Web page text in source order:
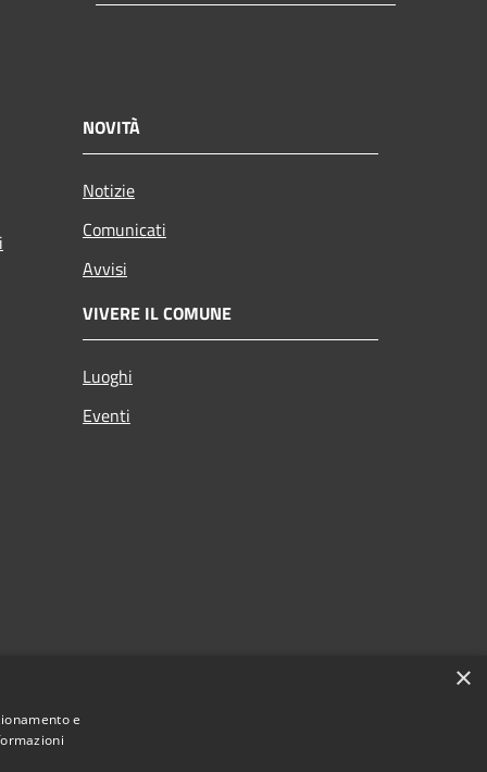
NOVITÀ
Notizie
Comunicati
Avvisi
VIVERE IL COMUNE
Luoghi
Eventi
×
e